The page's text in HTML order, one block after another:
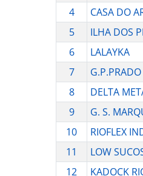
4
CASA DO
5
ILHA DOS
6
LALAYKA
7
8
DELTA
9
G. S.
10
RIOFLEX
11
LOW
12
KADOCK